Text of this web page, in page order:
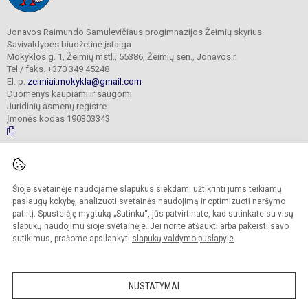
Šioje svetainėje naudojame slapukus siekdami užtikrinti jums teikiamų
paslaugų kokybę, analizuoti svetainės naudojimą ir optimizuoti naršymo
patirtį. Spustelėję mygtuką „Sutinku“, jūs patvirtinate, kad sutinkate su visų
slapukų naudojimu šioje svetainėje. Jei norite atšaukti arba pakeisti savo
sutikimus, prašome apsilankyti slapukų valdymo puslapyje.
NUSTATYMAI
Jonavos Raimundo Samulevičiaus progimnazijos Žeimių skyrius
Savivaldybės biudžetinė įstaiga
Mokyklos g. 1, Žeimių mstl., 55386, Žeimių sen., Jonavos r.
Tel./ faks. +370 349 45248
El. p. zeimiai.mokykla@gmail.com
Duomenys kaupiami ir saugomi
Juridinių asmenų registre
Įmonės kodas 190303343
© 2025. Jonavos Raimundo Samulevičiaus progimnazija Žeimių skyrius. Visos
Kopijuoti turinį be raštiško įstaigos administracijos sutikimo griežtai draudžiama.
Prieinamumo paraiška Slapukų politika
Sumanus būdas atnaujinti